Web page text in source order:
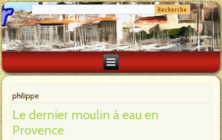
philippe
Le dernier moulin à eau en
Provence